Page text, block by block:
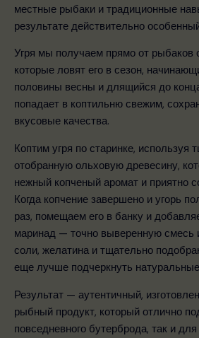
местные рыбаки и традиционные
результате действительно
Угря мы получаем прямо от рыбаков
которые ловят его в сезон,
половины весны и длящийся до
попадает в коптильню свежим,
вкусовые качества.
Коптим угря по старинке, используя
отобранную ольховую древесину,
нежный копченый аромат и приятно
Когда копчение завершено и угорь
раз, помещаем его в банку и
маринад — точно выверенную смесь
соли, желатина и тщательно
еще лучше подчеркнуть
Результат — аутентичный,
рыбный продукт, который отлично
повседневного бутерброда, так и